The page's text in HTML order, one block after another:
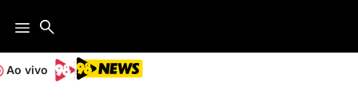
Ao vivo